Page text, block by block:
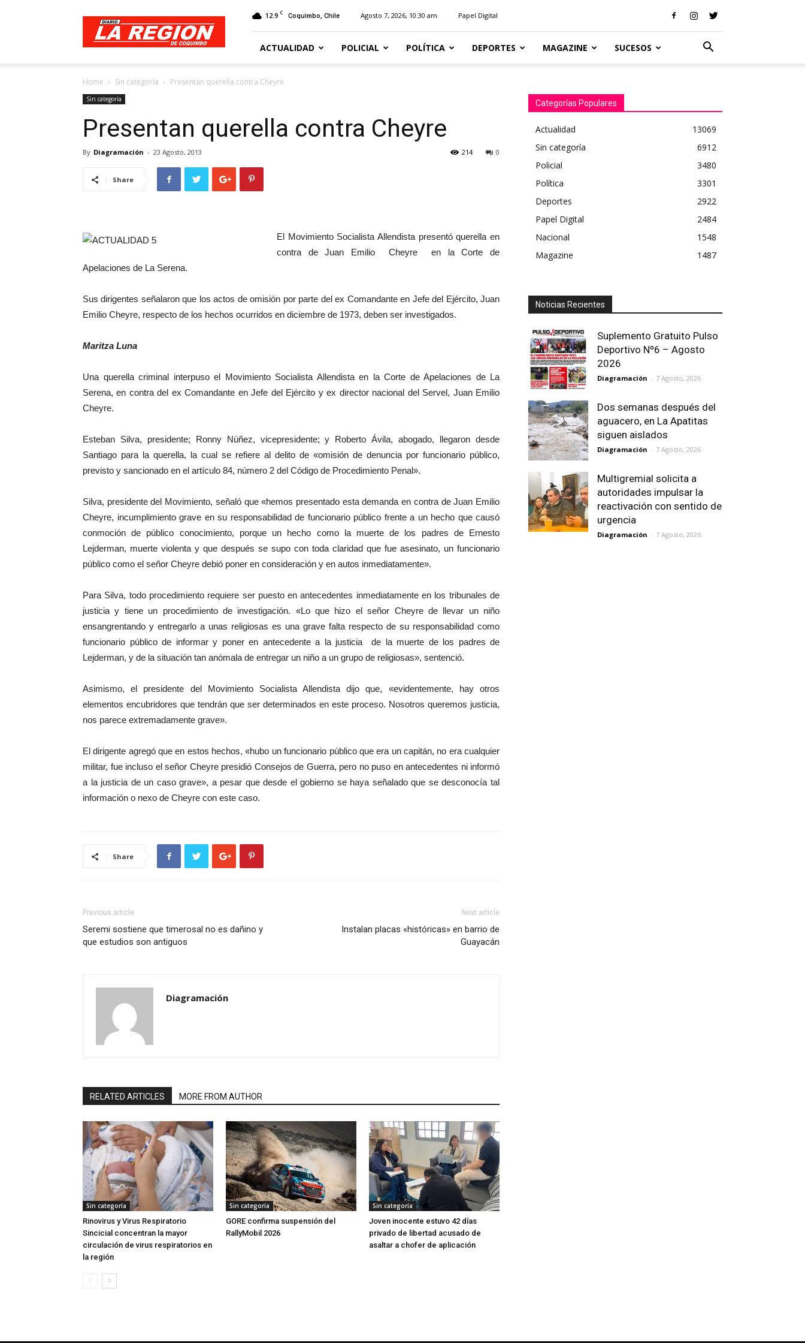
Diario
Región
12.9 C Coquimbo, Chile Agosto 7, 2026, 10:30 am Papel Digital
ACTUALIDAD POLICIAL POLÍTICA DEPORTES MAGAZINE SUCESOS
Home Sin categoría Presentan querella contra Cheyre
Sin categoría
Presentan querella contra Cheyre
By Diagramación - 23 Agosto, 2013 0
214
Share
El Movimiento Socialista Allendista presentó querella en
contra de Juan Emilio Cheyre en la Corte de
Apelaciones de La Serena.
Sus dirigentes señalaron que los actos de omisión por parte del ex Comandante en Jefe del Ejército, Juan
Emilio Cheyre, respecto de los hechos ocurridos en diciembre de 1973, deben ser investigados.
Maritza Luna
Una querella criminal interpuso el Movimiento Socialista Allendista en la Corte de Apelaciones de La
Serena, en contra del ex Comandante en Jefe del Ejército y ex director nacional del Servel, Juan Emilio
Cheyre.
Esteban Silva, presidente; Ronny Núñez, vicepresidente; y Roberto Ávila, abogado, llegaron desde
Santiago para la querella, la cual se refiere al delito de «omisión de denuncia por funcionario público,
previsto y sancionado en el artículo 84, número 2 del Código de Procedimiento Penal».
Silva, presidente del Movimiento, señaló que «hemos presentado esta demanda en contra de Juan Emilio
Cheyre, incumplimiento grave en su responsabilidad de funcionario público frente a un hecho que causó
conmoción de público conocimiento, porque un hecho como la muerte de los padres de Ernesto
Lejderman, muerte violenta y que después se supo con toda claridad que fue asesinato, un funcionario
público como el señor Cheyre debió poner en consideración y en autos inmediatamente».
Para Silva, todo procedimiento requiere ser puesto en antecedentes inmediatamente en los tribunales de
justicia y tiene un procedimiento de investigación. «Lo que hizo el señor Cheyre de llevar un niño
ensangrentando y entregarlo a unas religiosas es una grave falta respecto de su responsabilidad como
funcionario público de informar y poner en antecedente a la justicia de la muerte de los padres de
Lejderman, y de la situación tan anómala de entregar un niño a un grupo de religiosas», sentenció.
Asimismo, el presidente del Movimiento Socialista Allendista dijo que, «evidentemente, hay otros
elementos encubridores que tendrán que ser determinados en este proceso. Nosotros queremos justicia,
nos parece extremadamente grave».
El dirigente agregó que en estos hechos, «hubo un funcionario público que era un capitán, no era cualquier
militar, fue incluso el señor Cheyre presidió Consejos de Guerra, pero no puso en antecedentes ni informó
a la justicia de un caso grave», a pesar que desde el gobierno se haya señalado que se desconocía tal
información o nexo de Cheyre con este caso.
Share
Previous article
Seremi sostiene que timerosal no es dañino y
que estudios son antiguos
Next article
Instalan placas «históricas» en barrio de
Guayacán
Diagramación
RELATED ARTICLES MORE FROM AUTHOR
Sin categoría
Rinovirus y Virus Respiratorio
Sincicial concentran la mayor
circulación de virus respiratorios en
la región
Sin categoría
GORE confirma suspensión del
RallyMobil 2026
Sin categoría
Joven inocente estuvo 42 días
privado de libertad acusado de
asaltar a chofer de aplicación
Categorías Populares
Actualidad
13069
Sin categoría
6912
Policial
3480
Política
3301
Deportes
2922
Papel Digital
2484
Nacional
1548
Magazine
1487
Noticias Recientes
Suplemento Gratuito Pulso
Deportivo Nº6 – Agosto
2026
Diagramación - 7 Agosto, 2026
Dos semanas después del
aguacero, en La Apatitas
siguen aislados
Diagramación - 7 Agosto, 2026
Multigremial solicita a
autoridades impulsar la
reactivación con sentido de
urgencia
Diagramación - 7 Agosto, 2026